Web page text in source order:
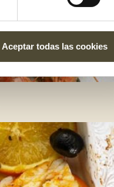
Aceptar todas las cookies